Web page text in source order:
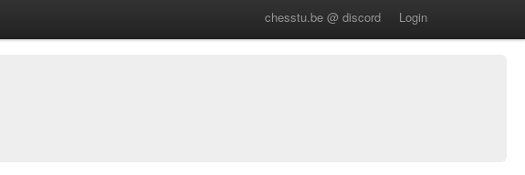
chesstu.be @ discord Login